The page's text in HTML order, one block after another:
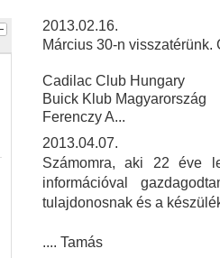
2013.02.16.
Március 30-n
Cadilac Club Hungary
Buick Klub Magyarország
Ferenczy A...
2013.04.07.
Számomra, aki 22 éve
információval
tulajdonosnak és a
.... Tamás